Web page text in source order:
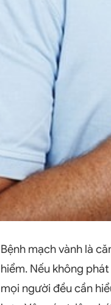
Bệnh mạch vành là
hiểm. Nếu không
mọi người đều cần